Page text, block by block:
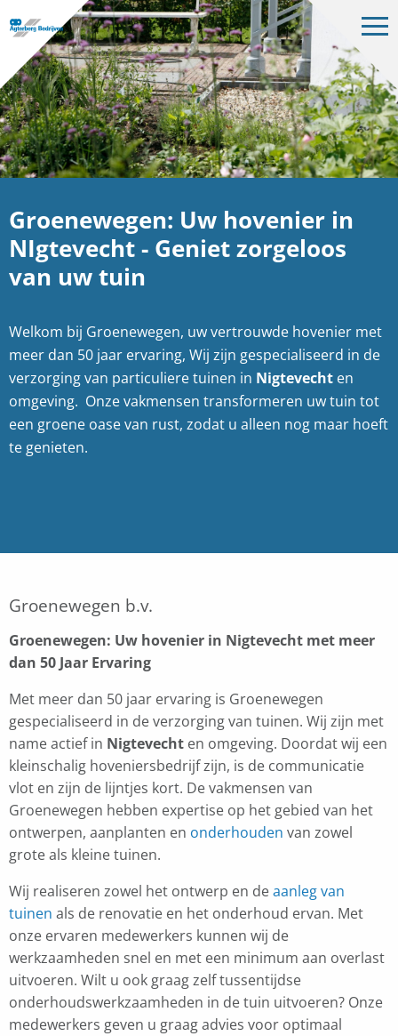
Bedrijven
Projecten
Over ons
Vacatures
Contact
Groenewegen: Uw hovenier in
NIgtevecht - Geniet zorgeloos
van uw tuin
Welkom bij Groenewegen, uw vertrouwde hovenier met
meer dan 50 jaar ervaring, Wij zijn gespecialiseerd in de
verzorging van particuliere tuinen in Nigtevecht en
omgeving. Onze vakmensen transformeren uw tuin tot
een groene oase van rust, zodat u alleen nog maar hoeft
te genieten.
Groenewegen b.v.
Groenewegen: Uw hovenier in Nigtevecht met meer
dan 50 Jaar Ervaring
Met meer dan 50 jaar ervaring is Groenewegen
gespecialiseerd in de verzorging van tuinen. Wij zijn met
name actief in Nigtevecht en omgeving. Doordat wij een
kleinschalig hoveniersbedrijf zijn, is de communicatie
vlot en zijn de lijntjes kort. De vakmensen van
Groenewegen hebben expertise op het gebied van het
ontwerpen, aanplanten en onderhouden van zowel
grote als kleine tuinen.
Wij realiseren zowel het ontwerp en deaanleg van
tuinen als de renovatie en het onderhoud ervan. Met
onze ervaren medewerkers kunnen wij de
werkzaamheden snel en met een minimum aan overlast
uitvoeren. Wilt u ook graag zelf tussentijdse
onderhoudswerkzaamheden in de tuin uitvoeren? Onze
medewerkers geven u graag advies voor optimaal